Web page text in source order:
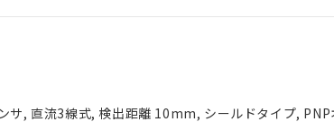
サ, 直流3線式, 検出距離 10mm, シールドタイプ, PNP